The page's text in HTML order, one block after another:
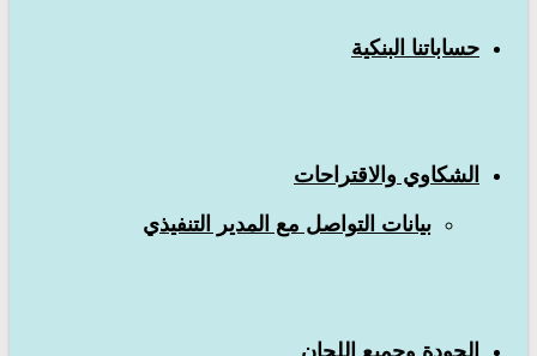
حساباتنا البنكية
الشكاوي والاقتراحات
بيانات التواصل مع المدير التنفيذي
الجودة وجميع اللجان